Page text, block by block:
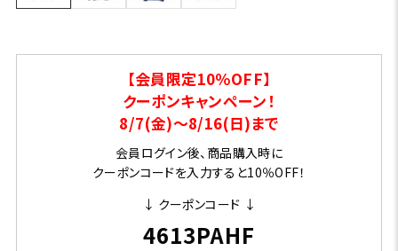
【会員限定10％OFF】
クーポンキャンペーン！
8/7(金)～8/16(日)まで
会員ログイン後、商品購入時に
クーポンコードを入力すると10％OFF！
↓ クーポンコード ↓
4613PAHF